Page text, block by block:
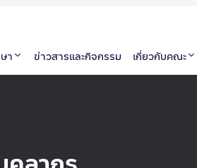
า ข่าวสารและกิจกรรม เกี่ยวกับคณะ